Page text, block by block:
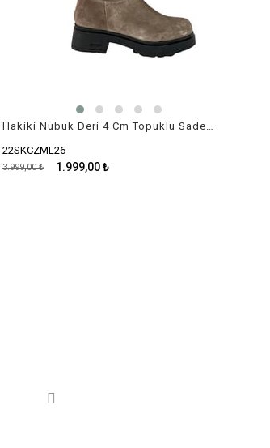
Hakiki Nubuk Deri 4 Cm Topuklu Sade Çizme
22SKCZML26
1.999,00 ₺
3.999,00 ₺